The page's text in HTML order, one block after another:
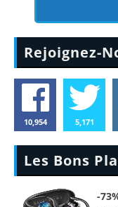
Rejoignez-
10,954 5,171
Les Bons
-